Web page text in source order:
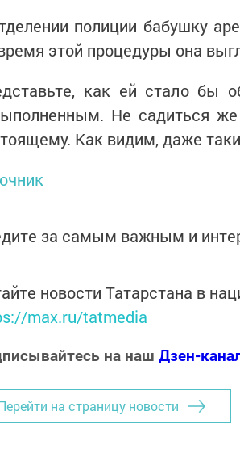
полиции бабушку
этой процедуры она
как ей стало бы
Не садиться
Как видим, даже
за самым важным и
новости Татарстана в
max.ru/tatmedia
на наш Дзен-
на страницу новости